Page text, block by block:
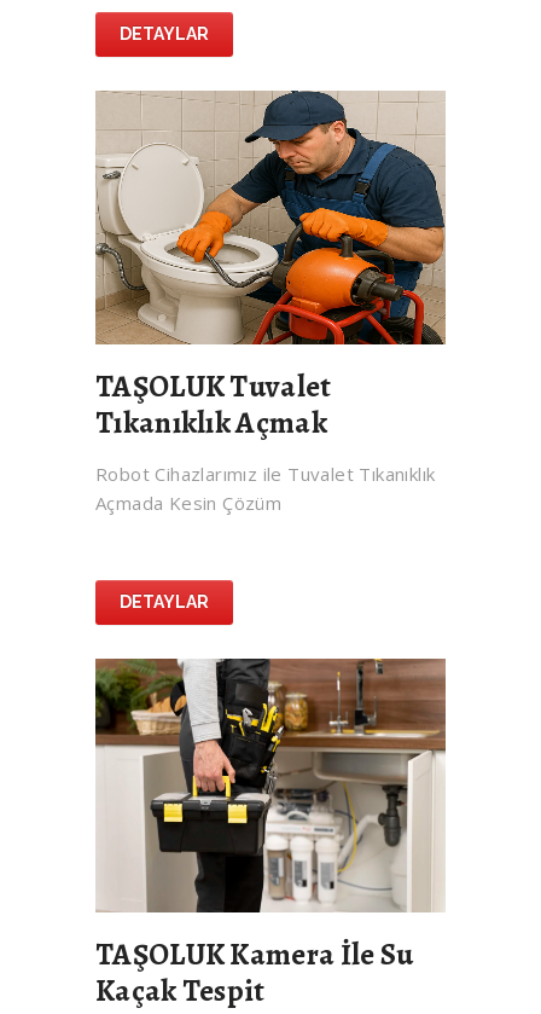
DETAYLAR
TAŞOLUK Tuvalet
Tıkanıklık Açmak
Robot Cihazlarımız ile Tuvalet Tıkanıklık
Açmada Kesin Çözüm
DETAYLAR
TAŞOLUK Kamera İle Su
Kaçak Tespit